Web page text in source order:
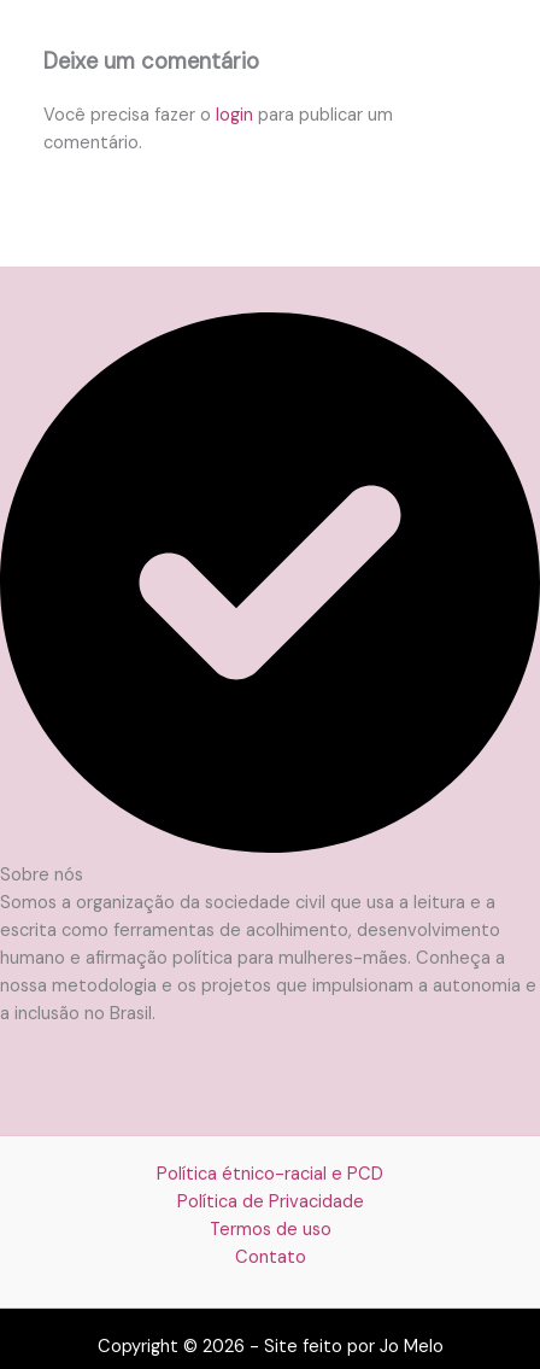
Deixe um comentário
Você precisa fazer ologin para publicar um
comentário.
Sobre nós
Somos a organização da sociedade civil que usa a leitura e a
escrita como ferramentas de acolhimento, desenvolvimento
humano e afirmação política para mulheres-mães. Conheça a
nossa metodologia e os projetos que impulsionam a autonomia e
a inclusão no Brasil.
Política étnico-racial e PCD
Política de Privacidade
Termos de uso
Contato
Copyright © 2026 - Site feito por Jo Melo